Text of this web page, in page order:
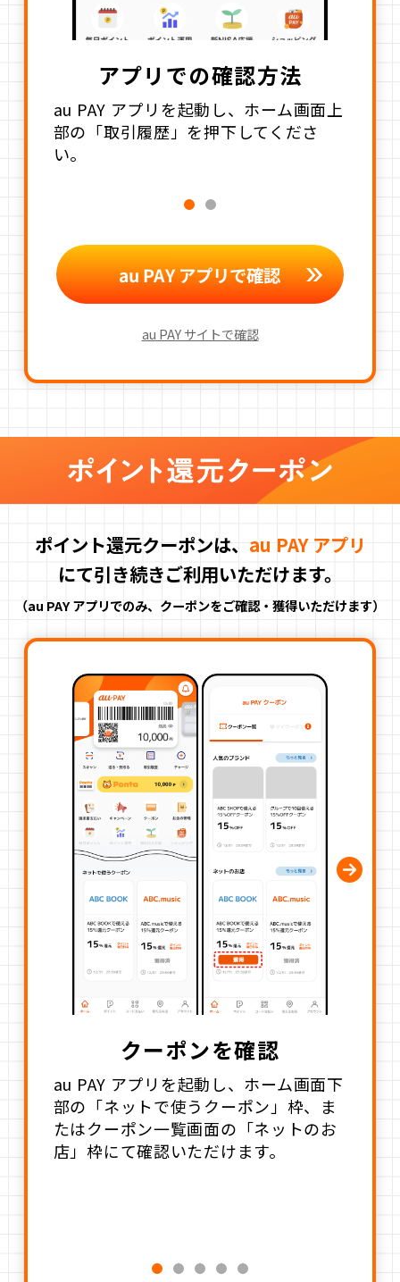
アプリでの確認方法
au PAY アプリを起動し、ホーム画面上
部の「取引履歴」を押下してくださ
い。
au PAY アプリで確認
au PAY サイトで確認
ポイント還元クーポンは、 au PAY アプリ
にて引き続きご利用いただけます。
（au PAY アプリでのみ、クーポンをご確認・獲得いただけます）
クーポンを確認
au PAY アプリを起動し、ホーム画面下
部の「ネットで使うクーポン」枠、ま
たはクーポン一覧画面の「ネットのお
店」枠にて確認いただけます。